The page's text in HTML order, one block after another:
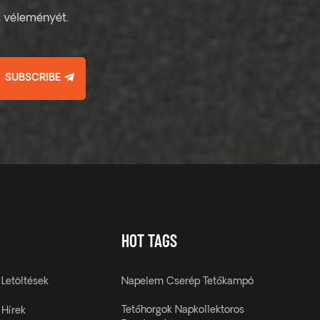
véleményét.
SUBSCRIBE
Letöltések
Hírek
HOT TAGS
Napelem Cserép Tetőkampó
Tetőhorgok Napkollektoros